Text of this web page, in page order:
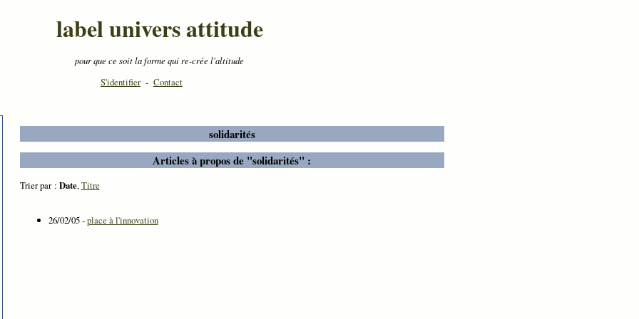
label univers attitude
pour que ce soit la forme qui re-crée l'altitude
S'identifier - Contact
solidarités
Articles à propos de "solidarités" :
Trier par : Date,Titre
26/02/05 -place à l'innovation